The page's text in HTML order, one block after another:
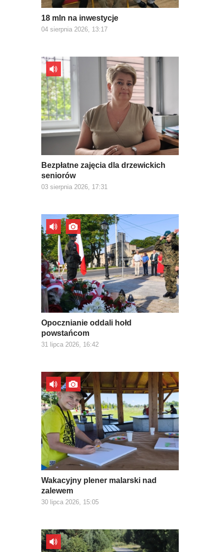
18 mln na inwestycje
04 sierpnia 2026, 13:17
Bezpłatne zajęcia dla drzewickich
seniorów
03 sierpnia 2026, 17:31
Opocznianie oddali hołd
powstańcom
31 lipca 2026, 16:42
Wakacyjny plener malarski nad
zalewem
30 lipca 2026, 15:05